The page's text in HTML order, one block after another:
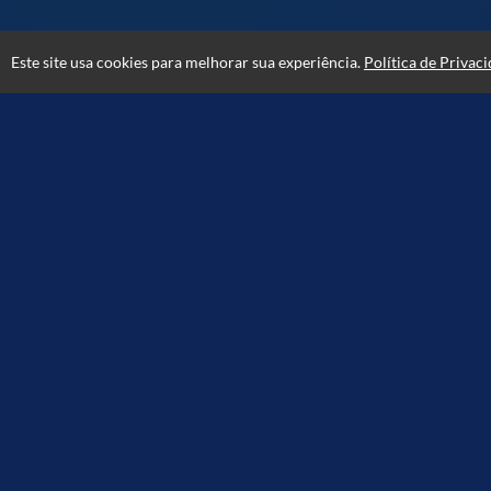
Este site usa cookies para melhorar sua experiência. Política de